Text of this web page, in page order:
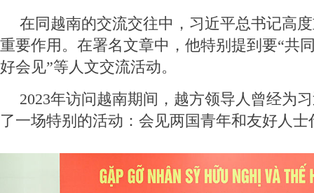
在同越南的交流交往中，习近平总书记高
重要作用。在署名文章中，他特别提到要“共
好会见”等人文交流活动。
2023年访问越南期间，越方领导人曾经为
了一场特别的活动：会见两国青年和友好人士